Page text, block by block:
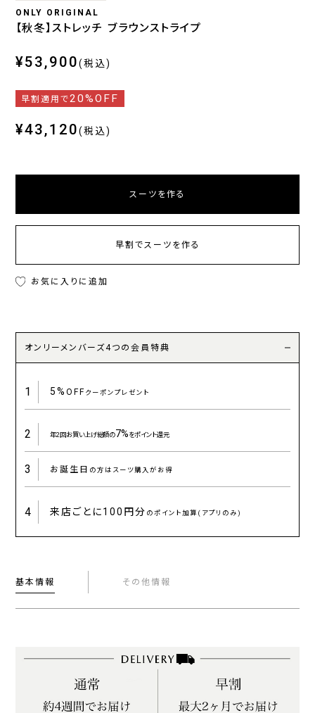
ONLY ORIGINAL
【秋冬】ストレッチ ブラウンストライプ
¥53,900(税込)
早割適用で20%OFF
¥43,120(税込)
スーツを作る
早割でスーツを作る
お気に入りに追加
オンリーメンバーズ4つの会員特典
1 5%OFFクーポンプレゼント
2 年2回お買い上げ総額の7%をポイント還元
3 お誕生日 の方はスーツ購入がお得
4 来店ごとに100円分 のポイント加算(アプリのみ)
基本情報 その他情報